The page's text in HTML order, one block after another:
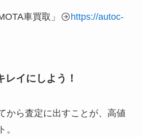
車買取」
https://autoc-
イにしよう！
から査定に出すことが、高値
。